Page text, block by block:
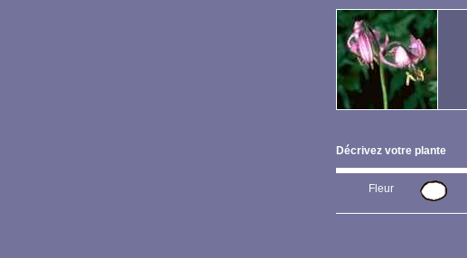
Décrivez votre plante
Fleur